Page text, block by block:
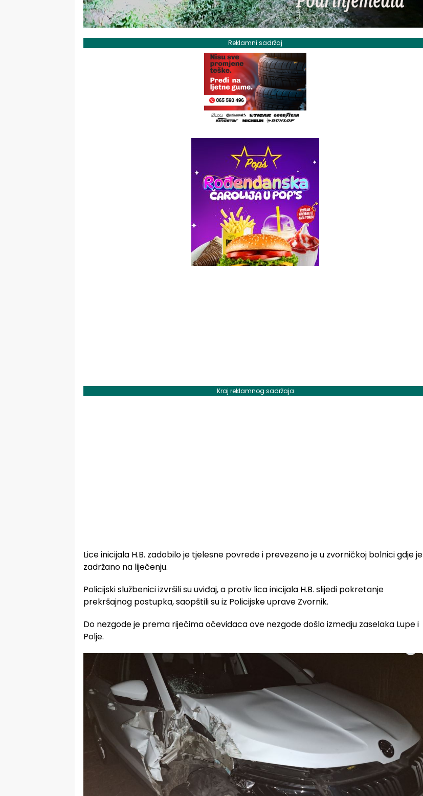
Reklamni sadržaj
Kraj reklamnog sadržaja
Lice inicijala H.B. zadobilo je tjelesne povrede i prevezeno je u zvorničkoj bolnici gdje je
zadržano na liječenju.
Policijski službenici izvršili su uviđaj, a protiv lica inicijala H.B. slijedi pokretanje
prekršajnog postupka, saopštili su iz Policijske uprave Zvornik.
Do nezgode je prema riječima očevidaca ove nezgode došlo izmedju zaselaka Lupe i
Polje.